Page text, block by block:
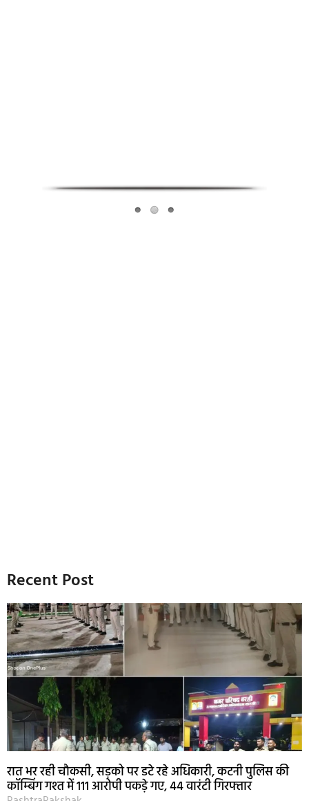
Recent Post
रात भर रही चौकसी, सड़को पर डटे रहे अधिकारी, कटनी पुलिस की
कॉम्बिंग गश्त में 111 आरोपी पकड़े गए, 44 वारंटी गिरफ्तार